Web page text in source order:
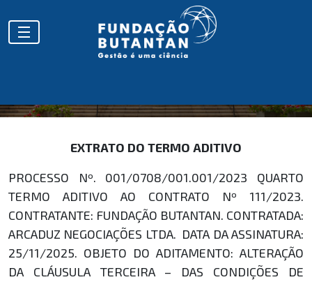
EXTRATOS
EXTRATO DO TERMO ADITIVO
PROCESSO Nº. 001/0708/001.001/2023 QUARTO
TERMO ADITIVO AO CONTRATO Nº 111/2023.
CONTRATANTE: FUNDAÇÃO BUTANTAN. CONTRATADA:
ARCADUZ NEGOCIAÇÕES LTDA. DATA DA ASSINATURA:
25/11/2025. OBJETO DO ADITAMENTO: ALTERAÇÃO
DA CLÁUSULA TERCEIRA – DAS CONDIÇÕES DE